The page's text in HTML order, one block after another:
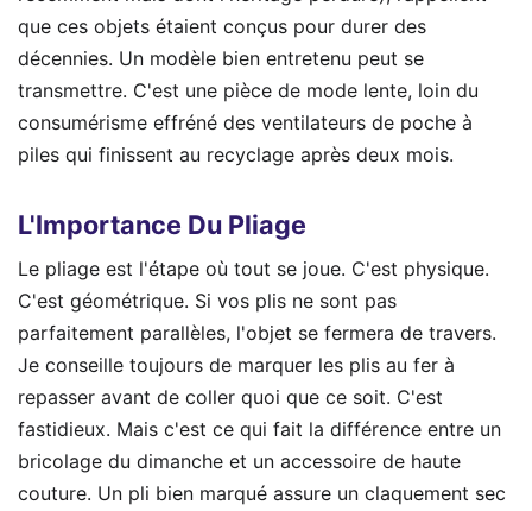
que ces objets étaient conçus pour durer des
décennies. Un modèle bien entretenu peut se
transmettre. C'est une pièce de mode lente, loin du
consumérisme effréné des ventilateurs de poche à
piles qui finissent au recyclage après deux mois.
L'Importance Du Pliage
Le pliage est l'étape où tout se joue. C'est physique.
C'est géométrique. Si vos plis ne sont pas
parfaitement parallèles, l'objet se fermera de travers.
Je conseille toujours de marquer les plis au fer à
repasser avant de coller quoi que ce soit. C'est
fastidieux. Mais c'est ce qui fait la différence entre un
bricolage du dimanche et un accessoire de haute
couture. Un pli bien marqué assure un claquement sec